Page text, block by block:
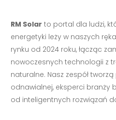
RM Solar to portal dla ludzi,
energetyki leży w naszych
rynku od 2024 roku, łącząc
nowoczesnych technologii z
naturalne. Nasz zespół
odnawialnej, eksperci branży
od inteligentnych rozwiązań